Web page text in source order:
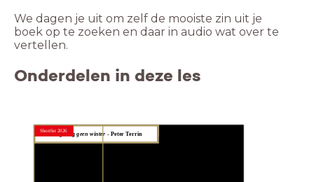
We dagen je uit om zelf de mooiste zin uit je
boek op te zoeken en daar in audio wat over te
vertellen.
Onderdelen in deze les
Libris Literatuur Prijs 2026 Boektrailer #DeZin
Nog lang geen winter - Peter Terrin
Shortlist 2026